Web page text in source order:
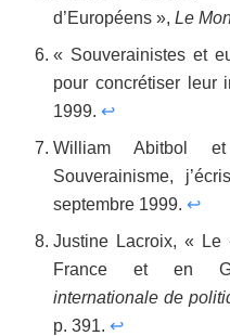
d’Européens »,Le
« Souverainistes et
pour concrétiser leur
1999. ↩
William Abitbol
Souverainisme,
septembre 1999. ↩
Justine Lacroix, « Le
France et en
internationale de
p. 391. ↩